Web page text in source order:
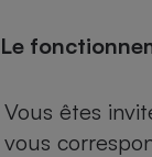
Le
Vous êtes
vous